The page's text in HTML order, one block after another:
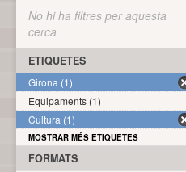
No hi ha filtres per aquesta
cerca
ETIQUETES
Girona (1)
Equipaments (1)
Cultura (1)
MOSTRAR MÉS ETIQUETES
FORMATS